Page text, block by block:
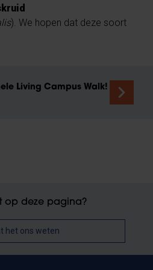
). We hopen dat deze soort
Living Campus Walk!
op deze pagina?
het ons weten